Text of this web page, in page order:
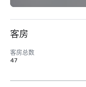
客房
客房总数
47